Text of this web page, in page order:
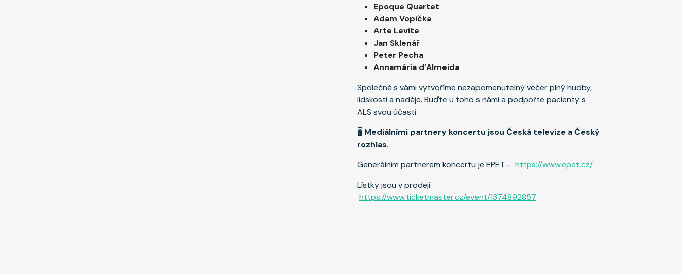
Epoque Quartet
Adam Vopička
Arte Levite
Jan Sklenář
Peter Pecha
Annamária d’Almeida
Společně s vámi vytvoříme nezapomenutelný večer plný hudby,
lidskosti a naděje. Buďte u toho s námi a podpořte pacienty s
ALS svou účastí.
🖥 Mediálními partnery koncertu jsou Česká televize a Český
rozhlas.
Generálním partnerem koncertu je EPET - https://www.epet.cz/
Lístky jsou v prodeji
https://www.ticketmaster.cz/event/1374892857